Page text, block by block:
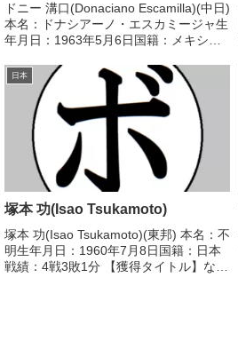
ドニー 溝口(Donaciano Escamilla)(中日)
本名：ドナシアーノ・エスカミージャ生
年月日：1963年5月6日国籍：メキシコ
トル】1989年度A級トーナメントライト
級優勝第38代日...
日本
塚本 功(Isao Tsukamoto)
塚本 功(Isao Tsukamoto)(東邦) 本名：不
明生年月日：1960年7月8日国籍：日本
戦績：4戦3敗1分 【獲得タイトル】な